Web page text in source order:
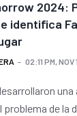
2024:
identifica
02:11 PM, NOV
una
problema de la